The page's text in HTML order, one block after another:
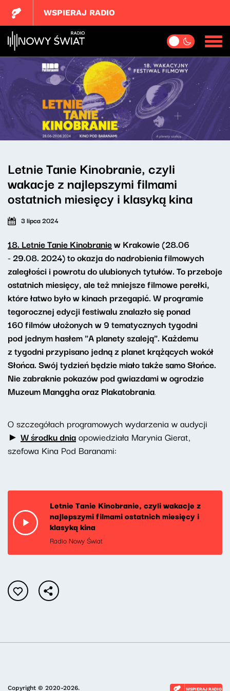
WSPIERAJ RADIO
Letnie Tanie Kinobranie, czyli
wakacje z najlepszymi filmami
ostatnich miesięcy i klasyką kina
3 lipca 2024
18. Letnie Tanie Kinobraniew Krakowie (28.06
- 29.08. 2024) to okazja do nadrobienia filmowych
zaległości i powrotu do ulubionych tytułów. To przeboje
ostatnich miesięcy, ale też mniejsze filmowe perełki,
które łatwo było w kinach przegapić. W programie
tegorocznej edycji festiwalu znalazło się ponad
160 filmów ułożonych w 9 tematycznych tygodni
pod jednym hasłem "A planety szaleją". Każdemu
z tygodni przypisano jedną z planet krążących wokół
Słońca. Swój tydzień będzie miało także samo Słońce.
Nie zabraknie pokazów pod gwiazdami w ogrodzie
Muzeum Manggha oraz Plakatobrania.
O szczegółach programowych wydarzenia w audycji
► W środku dniaopowiedziała Marynia Gierat,
szefowa Kina Pod Baranami:
Letnie Tanie Kinobranie, czyli wakacje z
najlepszymi filmami ostatnich miesięcy i
klasyką kina
Radio Nowy Świat
Copyright © 2020-2026. WSPIERAJ RADIO